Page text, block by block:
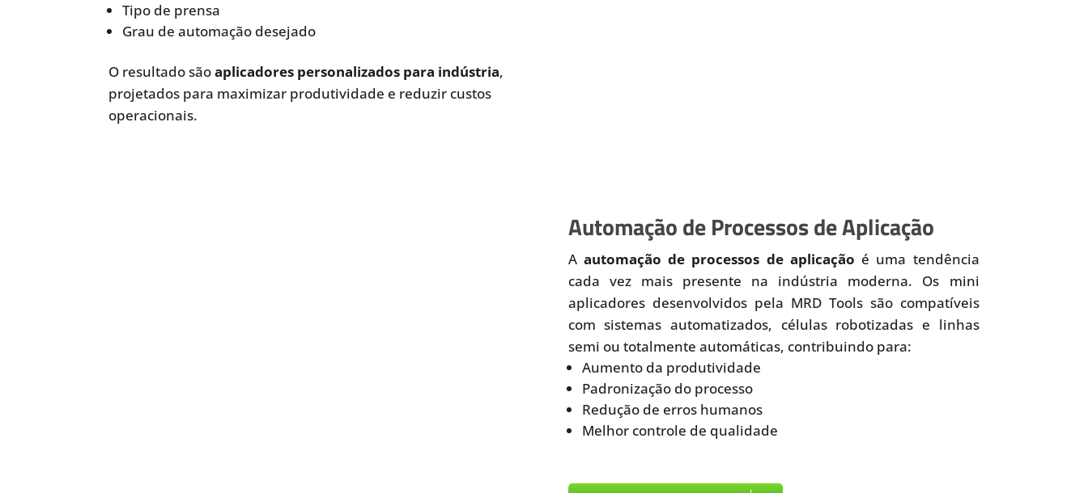
Tipo de prensa
Grau de automação desejado
O resultado sãoaplicadores personalizados para indústria,
projetados para maximizar produtividade e reduzir custos
operacionais.
Automação de Processos de Aplicação
A automação de processos de aplicação é uma tendência
cada vez mais presente na indústria moderna. Os mini
aplicadores desenvolvidos pela MRD Tools são compatíveis
com sistemas automatizados, células robotizadas e linhas
semi ou totalmente automáticas, contribuindo para:
Aumento da produtividade
Padronização do processo
Redução de erros humanos
Melhor controle de qualidade